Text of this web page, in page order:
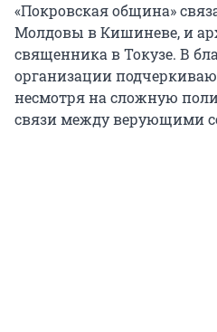
«Покровская община»
Молдовы в Кишиневе, и
священника в Токузе. В
организации
несмотря на сложную
связи между верующими